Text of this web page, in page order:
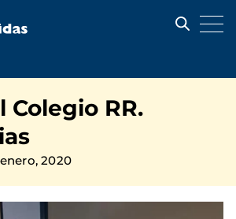
Colegio RR.
2020